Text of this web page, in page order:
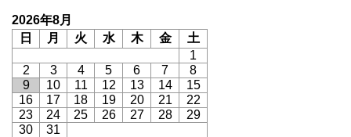
2026年8月
日
月 火 水 木 金
土
1
2
3 4 5 6 7
8
9
10 11 12 13 14
15
16
17 18 19 20 21
22
23
24 25 26 27 28
29
30
31